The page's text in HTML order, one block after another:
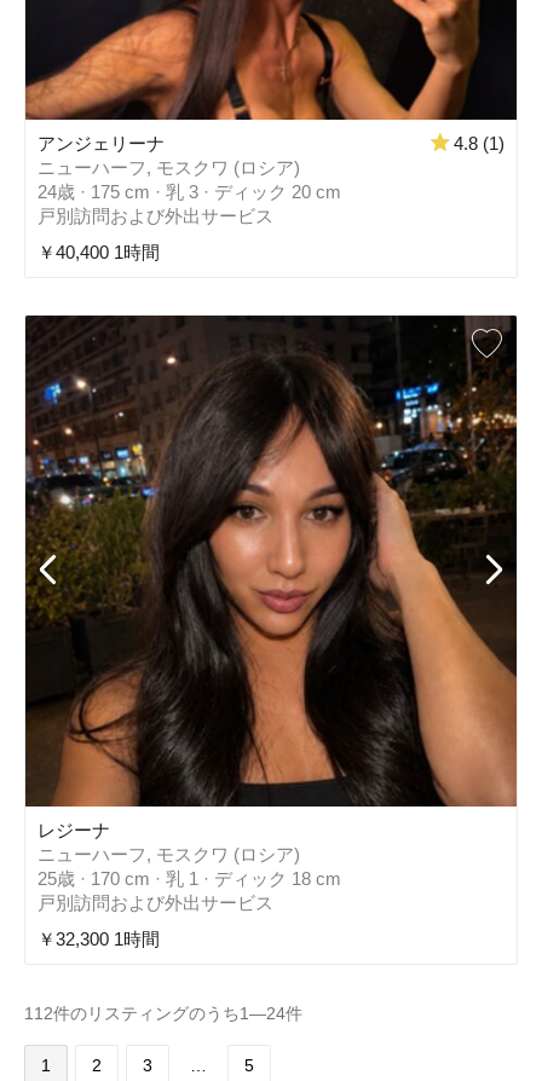
アンジェリーナ
4.8 (1)
ニューハーフ, モスクワ (ロシア)
24歳 · 175 cm · 乳 3 · ディック 20 cm
戸別訪問および外出サービス
￥40,400 1時間
レジーナ
ニューハーフ, モスクワ (ロシア)
25歳 · 170 cm · 乳 1 · ディック 18 cm
戸別訪問および外出サービス
￥32,300 1時間
112件のリスティングのうち1—24件
1 2 3 5